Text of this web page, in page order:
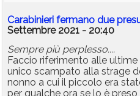
Carabinieri fermano due
Settembre 2021 - 20:40
Sempre più perplesso....
Faccio riferimento alle
unico scampato alla strage
nonno a cui il piccolo era
per qualche ora se lo è